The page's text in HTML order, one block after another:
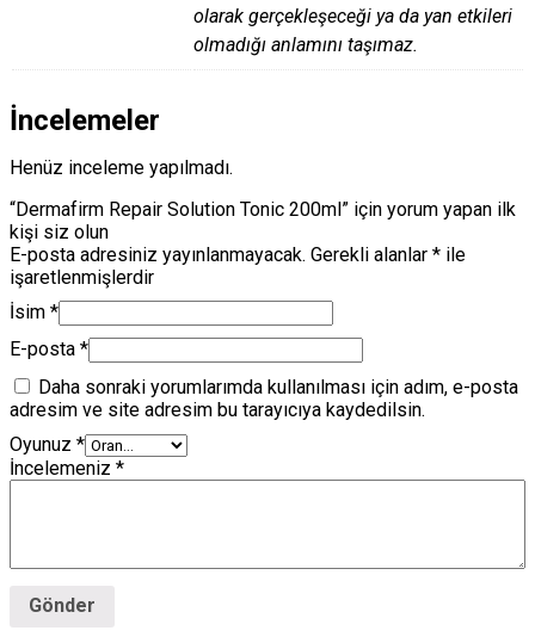
olarak gerçekleşeceği ya da yan etkileri
olmadığı anlamını taşımaz.
İncelemeler
Henüz inceleme yapılmadı.
“Dermafirm Repair Solution Tonic 200ml” için yorum yapan ilk
kişi siz olun
E-posta adresiniz yayınlanmayacak. Gerekli alanlar * ile
işaretlenmişlerdir
İsim *
E-posta *
Daha sonraki yorumlarımda kullanılması için adım, e-posta
adresim ve site adresim bu tarayıcıya kaydedilsin.
Oyunuz *
İncelemeniz *